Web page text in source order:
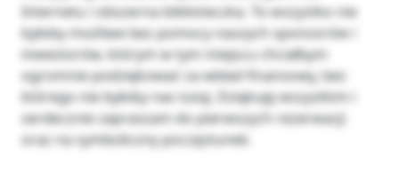
Internetu i obszerna biblioteczka. To wszystko nie
byłoby możliwe bez pomocy naszych sponsorów i
inwestorów, którym w tym miejscu chciałbym
ogromnie podziękować za wkład finansowy, bez
którego nie byłoby nas tutaj. Dziękuję wszystkim i
serdecznie zapraszam do pierwszych rezerwacji
oraz na symboliczny poczęstunek.